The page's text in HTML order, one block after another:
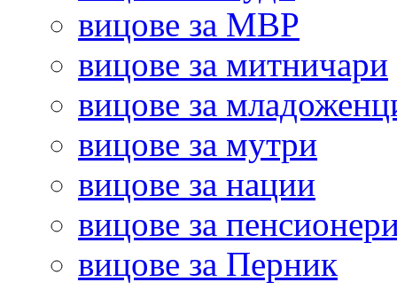
вицове за МВР
вицове за митничари
вицове за
вицове за мутри
вицове за нации
вицове за
вицове за Перник